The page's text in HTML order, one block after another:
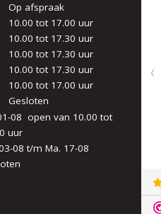
Op afspraak
10.00 tot 17.00 uur
10.00 tot 17.30 uur
10.00 tot 17.30 uur
10.00 tot 17.30 uur
10.00 tot 17.00 uur
Gesloten
08 open van 10.00 tot
uur
08 t/m Ma. 17-08